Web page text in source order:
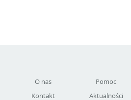
O nas
Kontakt
Pomoc
Aktualności